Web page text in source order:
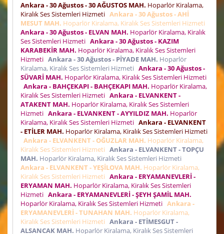
Ankara - 30 Ağustos - 30 AĞUSTOS MAH. Hoparlör Kiralama,
Kiralık Ses Sistemleri Hizmeti Ankara - 30 Ağustos - AHİ
MESUT MAH. Hoparlör Kiralama, Kiralık Ses Sistemleri Hizmeti
Ankara - 30 Ağustos - ELVAN MAH. Hoparlör Kiralama, Kiralık
Ses Sistemleri Hizmeti Ankara - 30 Ağustos - KAZIM
KARABEKİR MAH. Hoparlör Kiralama, Kiralık Ses Sistemleri
Hizmeti Ankara - 30 Ağustos - PİYADE MAH. Hoparlör
Kiralama, Kiralık Ses Sistemleri Hizmeti Ankara - 30 Ağustos -
SÜVARİ MAH. Hoparlör Kiralama, Kiralık Ses Sistemleri Hizmeti
Ankara - BAHÇEKAPI - BAHÇEKAPI MAH. Hoparlör Kiralama,
Kiralık Ses Sistemleri Hizmeti Ankara - ELVANKENT -
ATAKENT MAH. Hoparlör Kiralama, Kiralık Ses Sistemleri
Hizmeti Ankara - ELVANKENT - AYYILDIZ MAH. Hoparlör
Kiralama, Kiralık Ses Sistemleri Hizmeti Ankara - ELVANKENT
- ETİLER MAH. Hoparlör Kiralama, Kiralık Ses Sistemleri Hizmeti
Ankara - ELVANKENT - OĞUZLAR MAH. Hoparlör Kiralama,
Kiralık Ses Sistemleri Hizmeti Ankara - ELVANKENT - TOPÇU
MAH. Hoparlör Kiralama, Kiralık Ses Sistemleri Hizmeti
Ankara - ELVANKENT - YEŞİLOVA MAH. Hoparlör Kiralama,
Kiralık Ses Sistemleri Hizmeti Ankara - ERYAMANEVLERİ -
ERYAMAN MAH. Hoparlör Kiralama, Kiralık Ses Sistemleri
Hizmeti Ankara - ERYAMANEVLERİ - ŞEYH ŞAMİL MAH.
Hoparlör Kiralama, Kiralık Ses Sistemleri Hizmeti Ankara -
ERYAMANEVLERİ - TUNAHAN MAH. Hoparlör Kiralama,
Kiralık Ses Sistemleri Hizmeti Ankara - ETİMESGUT -
ALSANCAK MAH. Hoparlör Kiralama, Kiralık Ses Sistemleri